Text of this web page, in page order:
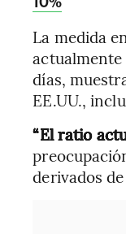
La medida
actualmente
días,
EE.UU.,
“El ratio
derivados